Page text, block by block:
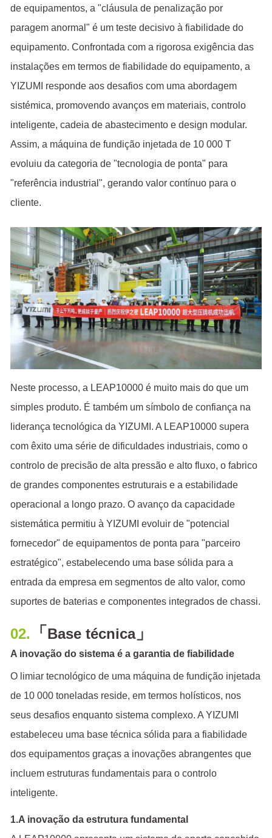
de equipamentos, a "cláusula de penalização por
paragem anormal" é um teste decisivo à fiabilidade do
equipamento. Confrontada com a rigorosa exigência das
instalações em termos de fiabilidade do equipamento, a
YIZUMI responde aos desafios com uma abordagem
sistémica, promovendo avanços em materiais, controlo
inteligente, cadeia de abastecimento e design modular.
Assim, a máquina de fundição injetada de 10 000 T
evoluiu da categoria de "tecnologia de ponta" para
"referência industrial", gerando valor contínuo para o
cliente.
Neste processo, a LEAP10000 é muito mais do que um
simples produto. É também um símbolo de confiança na
liderança tecnológica da YIZUMI. A LEAP10000 supera
com êxito uma série de dificuldades industriais, como o
controlo de precisão de alta pressão e alto fluxo, o fabrico
de grandes componentes estruturais e a estabilidade
operacional a longo prazo. O avanço da capacidade
sistemática permitiu à YIZUMI evoluir de "potencial
fornecedor" de equipamentos de ponta para "parceiro
estratégico", estabelecendo uma base sólida para a
entrada da empresa em segmentos de alto valor, como
suportes de baterias e componentes integrados de chassi.
02. 「 Base técnica」
A inovação do sistema é a garantia de fiabilidade
O limiar tecnológico de uma máquina de fundição injetada
de 10 000 toneladas reside, em termos holísticos, nos
seus desafios enquanto sistema complexo. A YIZUMI
estabeleceu uma base técnica sólida para a fiabilidade
dos equipamentos graças a inovações abrangentes que
incluem estruturas fundamentais para o controlo
inteligente.
1.A inovação da estrutura fundamental